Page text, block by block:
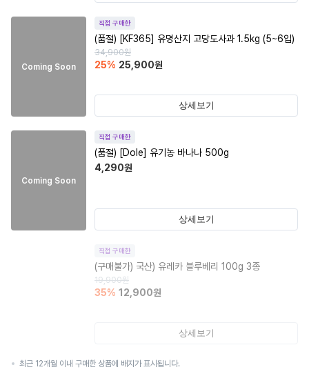
Coming Soon
직접 구매한
(품절) [KF365] 유명산지 고당도사과 1.5kg (5~6입)
34,900원
25% 25,900원
상세보기
Coming Soon
직접 구매한
(품절) [Dole] 유기농 바나나 500g
4,290원
상세보기
직접 구매한
(구매불가) 국산) 유레카 블루베리 100g 3종
19,900원
35% 12,900원
상세보기
최근 12개월 이내 구매한 상품에 배지가 표시됩니다.